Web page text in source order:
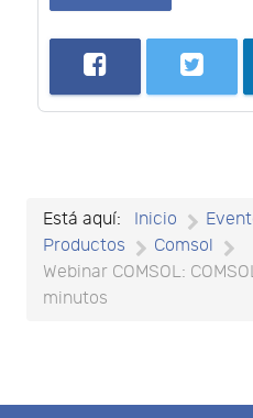
Está aquí: Inicio
Productos
Comsol
Webinar COMSOL:
minutos